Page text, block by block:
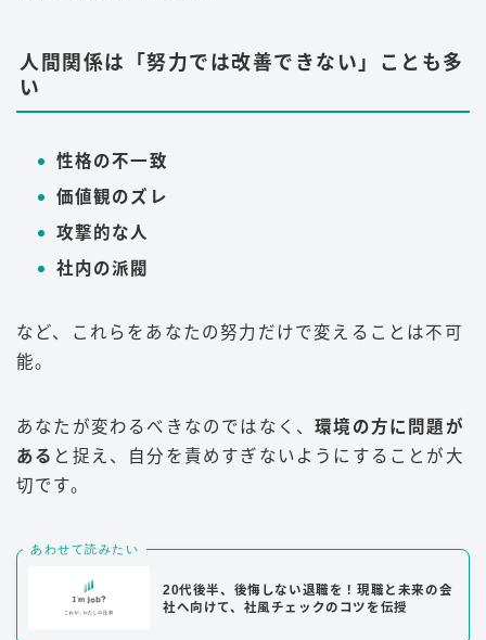
人間関係は「努力では改善できない」ことも多
い
性格の不一致
価値観のズレ
攻撃的な人
社内の派閥
など、これらをあなたの努力だけで変えることは不可
能。
あなたが変わるべきなのではなく、環境の方に問題が
ある と捉え、自分を責めすぎないようにすることが大
切です。
あわせて読みたい
20代後半、後悔しない退職を！現職と未来の会
社へ向けて、社風チェックのコツを伝授